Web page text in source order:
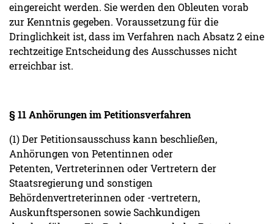
eingereicht werden. Sie werden den Obleuten vorab
zur Kenntnis gegeben. Voraussetzung für die
Dringlichkeit ist, dass im Verfahren nach Absatz 2 eine
rechtzeitige Entscheidung des Ausschusses nicht
erreichbar ist.
§ 11 Anhörungen im Petitionsverfahren
(1) Der Petitionsausschuss kann beschließen,
Anhörungen von Petentinnen oder
Petenten, Vertreterinnen oder Vertretern der
Staatsregierung und sonstigen
Behördenvertreterinnen oder -vertretern,
Auskunftspersonen sowie Sachkundigen